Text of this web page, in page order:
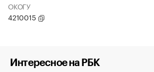
ОКОГУ
4210015
Интересное на РБК